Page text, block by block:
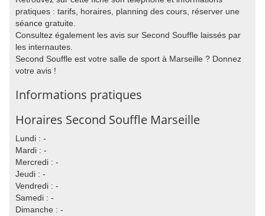
pratiques : tarifs, horaires, planning des cours, réserver une
séance gratuite.
Consultez également les avis sur Second Souffle laissés par
les internautes.
Second Souffle est votre salle de sport à Marseille ? Donnez
votre avis !
Informations pratiques
Horaires Second Souffle Marseille
Lundi : -
Mardi : -
Mercredi : -
Jeudi : -
Vendredi : -
Samedi : -
Dimanche : -